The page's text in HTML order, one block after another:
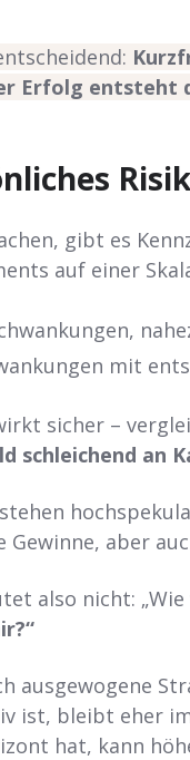
Erfolg entsteht
gibt es
auf einer
mit
sicher –
schleichend an
Gewinne, aber
also nicht: „Wie
ausgewogene
ist, bleibt eher
hat, kann